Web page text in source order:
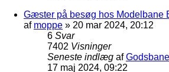
Gæster på besøg hos Modelbane
af moppe » 20 mar 2024, 20:12
6 Svar
7402 Visninger
Seneste indlæg af
17 maj 2024, 09:22